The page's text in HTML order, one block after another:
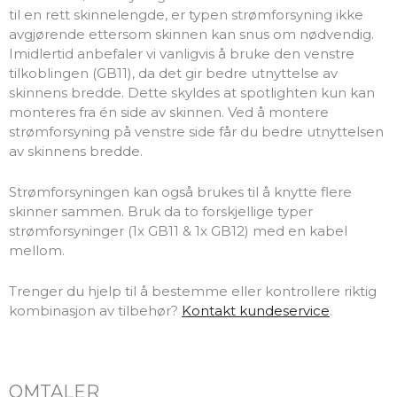
til en rett skinnelengde, er typen strømforsyning ikke
avgjørende ettersom skinnen kan snus om nødvendig.
Imidlertid anbefaler vi vanligvis å bruke den venstre
tilkoblingen (GB11), da det gir bedre utnyttelse av
skinnens bredde. Dette skyldes at spotlighten kun kan
monteres fra én side av skinnen. Ved å montere
strømforsyning på venstre side får du bedre utnyttelsen
av skinnens bredde.
Strømforsyningen kan også brukes til å knytte flere
skinner sammen. Bruk da to forskjellige typer
strømforsyninger (1x GB11 & 1x GB12) med en kabel
mellom.
Trenger du hjelp til å bestemme eller kontrollere riktig
kombinasjon av tilbehør? Kontakt kundeservice.
OMTALER